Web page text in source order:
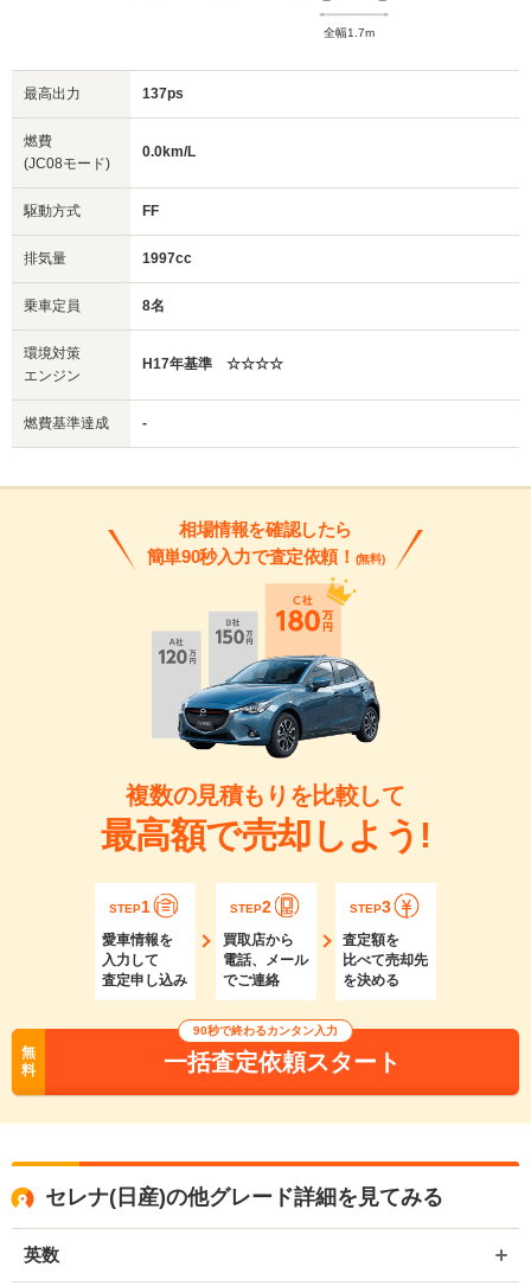
全幅1.7m
最高出力 137ps
燃費
(JC08モード)
0.0km/L
駆動方式 FF
排気量 1997cc
乗車定員 8名
環境対策
エンジン
H17年基準 ☆☆☆☆
燃費基準達成 -
相場情報を確認したら
簡単90秒入力で査定依頼！ (無料)
複数の見積もりを比較して
最高額で売却しよう!
STEP1
愛車情報を
入力して
査定申し込み
STEP2
買取店から
電話、メール
でご連絡
STEP3
査定額を
比べて売却先
を決める
無
料
90秒で終わるカンタン入力
一括査定依頼スタート
セレナ(日産)の他グレード詳細を見てみる
英数